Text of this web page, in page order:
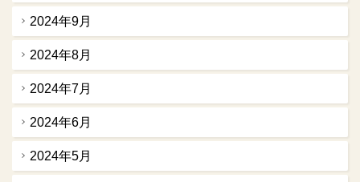
2024年9月
2024年8月
2024年7月
2024年6月
2024年5月